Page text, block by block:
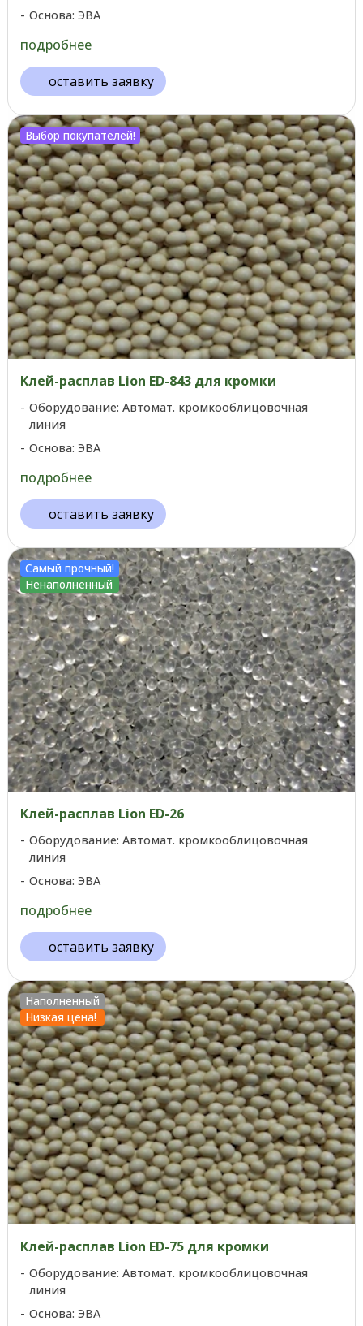
Основа: ЭВА
подробнее
оставить заявку
Выбор покупателей!
Клей-расплав Lion ED-843 для кромки
Оборудование: Автомат. кромкооблицовочная
линия
Основа: ЭВА
подробнее
оставить заявку
Самый прочный!
Ненаполненный
Клей-расплав Lion ED-26
Оборудование: Автомат. кромкооблицовочная
линия
Основа: ЭВА
подробнее
оставить заявку
Наполненный
Низкая цена!
Клей-расплав Lion ED-75 для кромки
Оборудование: Автомат. кромкооблицовочная
линия
Основа: ЭВА